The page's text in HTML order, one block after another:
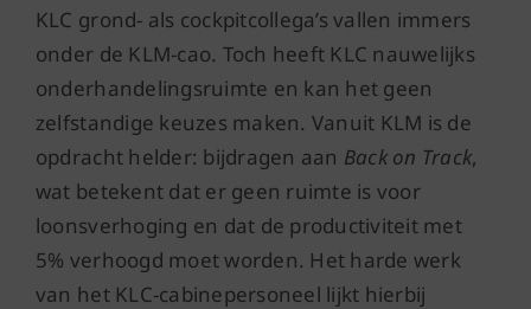
KLC grond- als cockpitcollega’s vallen immers
onder de KLM-cao. Toch heeft KLC nauwelijks
onderhandelingsruimte en kan het geen
zelfstandige keuzes maken. Vanuit KLM is de
opdracht helder: bijdragen aan Back on Track,
wat betekent dat er geen ruimte is voor
loonsverhoging en dat de productiviteit met
5% verhoogd moet worden. Het harde werk
van het KLC-cabinepersoneel lijkt hierbij